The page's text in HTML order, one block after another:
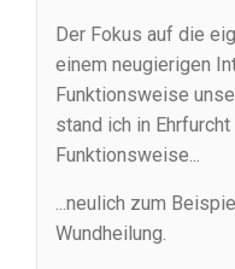
Der Fokus auf die
einem neugierigen
Funktionsweise
stand ich in
Funktionsweise...
...neulich zum
Wundheilung.